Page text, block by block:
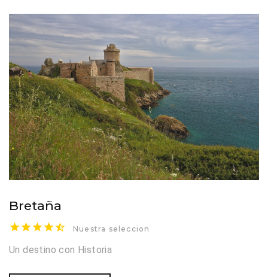
Bretaña
Nuestra seleccion
Un destino con Historia